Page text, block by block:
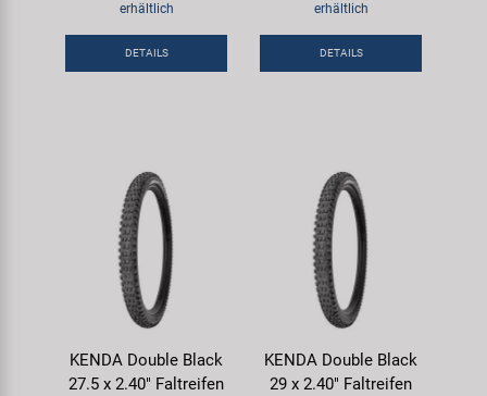
erhältlich
DETAILS
erhältlich
DETAILS
KENDA Double Black
27.5 x 2.40" Faltreifen
KENDA Double Black
29 x 2.40" Faltreifen